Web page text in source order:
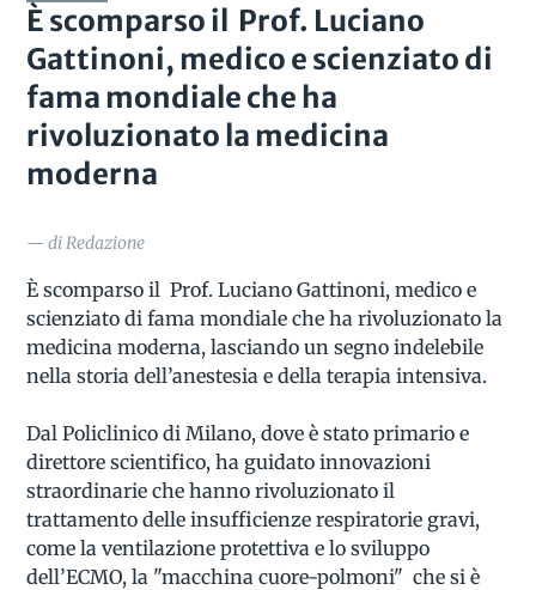
È scomparso il Prof. Luciano
Gattinoni, medico e scienziato di
fama mondiale che ha
rivoluzionato la medicina
moderna
— di Redazione
È scomparso il Prof. Luciano Gattinoni, medico e
scienziato di fama mondiale che ha rivoluzionato la
medicina moderna, lasciando un segno indelebile
nella storia dell’anestesia e della terapia intensiva.
Dal Policlinico di Milano, dove è stato primario e
direttore scientifico, ha guidato innovazioni
straordinarie che hanno rivoluzionato il
trattamento delle insufficienze respiratorie gravi,
come la ventilazione protettiva e lo sviluppo
dell’ECMO, la "macchina cuore-polmoni" che si è